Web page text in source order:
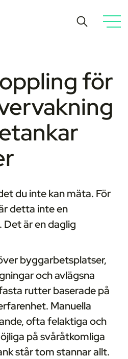
för
du inte kan mäta. För
detta inte en
är en daglig
byggarbetsplatser,
och avlägsna
rutter baserade på
Manuella
ofta felaktiga och
på svåråtkomliga
står tom stannar allt.